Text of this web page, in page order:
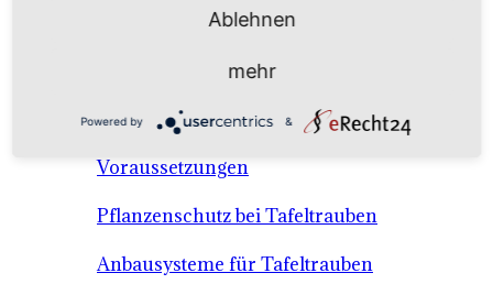
Anbausysteme & Recht
Voraussetzungen
Pflanzenschutz bei Tafeltrauben
Anbausysteme für Tafeltrauben
Ablehnen
mehr
Powered by &